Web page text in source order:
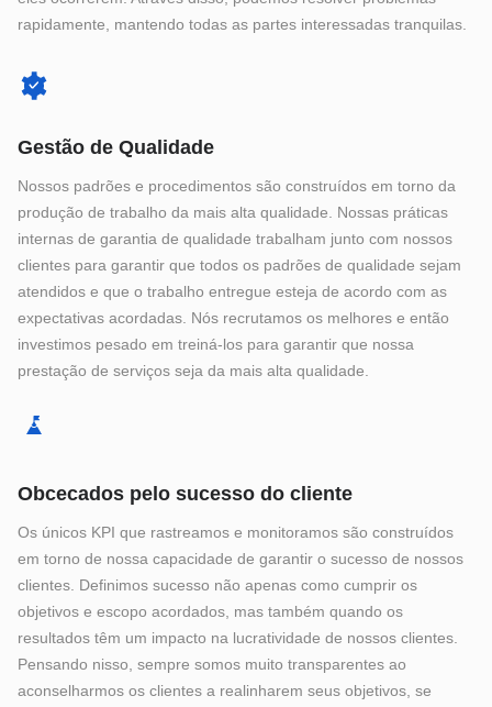
rapidamente, mantendo todas as partes interessadas tranquilas.
Gestão de Qualidade
Nossos padrões e procedimentos são construídos em torno da
produção de trabalho da mais alta qualidade. Nossas práticas
internas de garantia de qualidade trabalham junto com nossos
clientes para garantir que todos os padrões de qualidade sejam
atendidos e que o trabalho entregue esteja de acordo com as
expectativas acordadas. Nós recrutamos os melhores e então
investimos pesado em treiná-los para garantir que nossa
prestação de serviços seja da mais alta qualidade.
Obcecados pelo sucesso do cliente
Os únicos KPI que rastreamos e monitoramos são construídos
em torno de nossa capacidade de garantir o sucesso de nossos
clientes. Definimos sucesso não apenas como cumprir os
objetivos e escopo acordados, mas também quando os
resultados têm um impacto na lucratividade de nossos clientes.
Pensando nisso, sempre somos muito transparentes ao
aconselharmos os clientes a realinharem seus objetivos, se